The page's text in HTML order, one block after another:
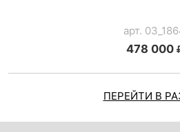
арт.
478 000
ПЕРЕЙТИ В